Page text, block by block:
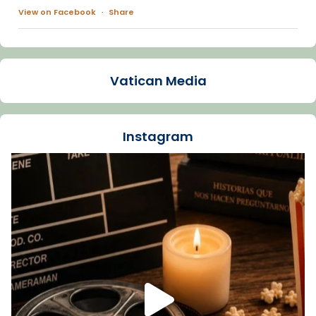
View on Facebook · Share
Arquebisbat de Barcelona
La Carmina va patir depressió. Fa gairebé
dos mesos, a l'Estadi Lluís Companys, la
Recupera l'entrevista comp
Vatican
tican News 👇
www.vaticannews.va/es/iglesia/news/2026-
07/carmina-historia-depresion-papa-viaje-
espana-testimoni...
Foto
View on Facebook · Share
Vatican Media
Instagram